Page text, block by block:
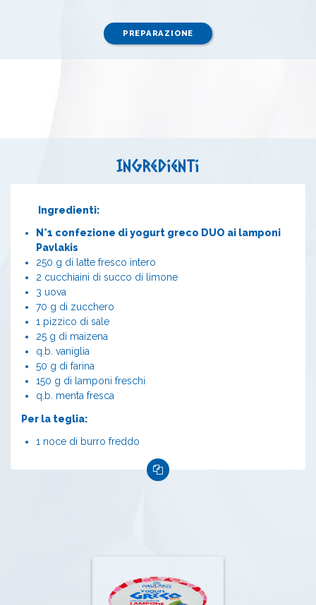
PREPARAZIONE
Ingredienti
Ingredienti:
N°1 confezione di yogurt greco DUO ai lamponi
Pavlakis
250 g di latte fresco intero
2 cucchiaini di succo di limone
3 uova
70 g di zucchero
1 pizzico di sale
25 g di maizena
q.b. vaniglia
50 g di farina
150 g di lamponi freschi
q.b. menta fresca
Per la teglia:
1 noce di burro freddo